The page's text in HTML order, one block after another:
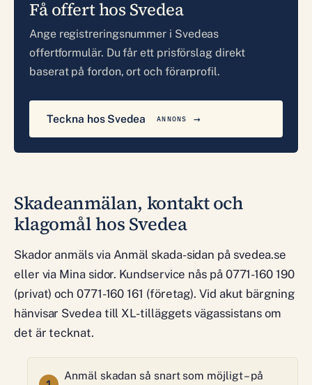
Få offert hos Svedea
Ange registreringsnummer i Svedeas
offertformulär. Du får ett prisförslag direkt
baserat på fordon, ort och förarprofil.
Teckna hos Svedea ANNONS
Skadeanmälan, kontakt och
klagomål hos Svedea
Skador anmäls via Anmäl skada-sidan på svedea.se
eller via Mina sidor. Kundservice nås på 0771-160 190
(privat) och 0771-160 161 (företag). Vid akut bärgning
hänvisar Svedea till XL-tilläggets vägassistans om
det är tecknat.
Anmäl skadan så snart som möjligt – på